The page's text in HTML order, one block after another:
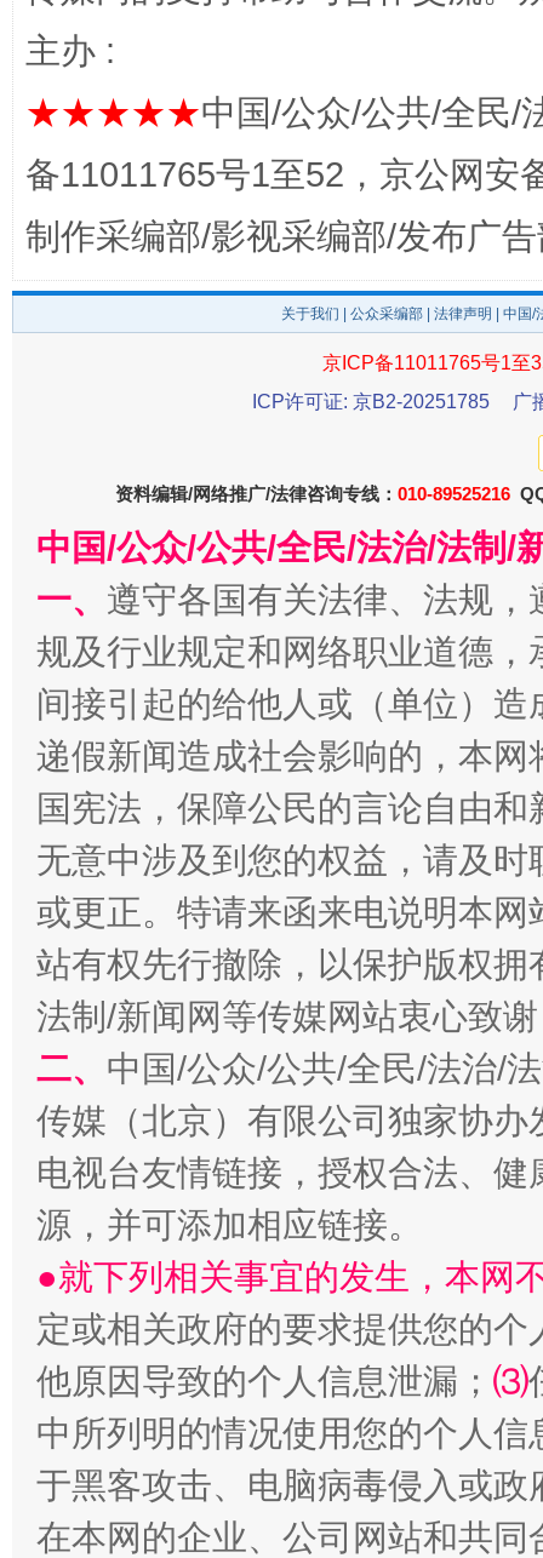
东山县通报“牛蛙产品抗生素超标问题” 法
千年窑火 生生不息
揭开“小金库”的免责幌子
受贿1.44亿！段成刚被判无期 从幼
主办 :
★★★★★中国/公众/公共/全民/
备11011765号1至52，京公网安
制作采编部/影视采编部/发布广
关于我们 公众采编部 法律声明 | 中国
京ICP备11011765号1至
ICP许可证: 京B2-20251785
广
资料编辑/网络推广/法律咨询专线： 010-89525216
中国/公众/公共/全民/法治/法制/
一、 遵守各国有关法律、法规
规及行业规定和网络职业道德
间接引起的给他人或（单位）
递假新闻造成社会影响的，本
国宪法，保障公民的言论自由
无意中涉及到您的权益，请及
或更正。特请来函来电说明本
站有权先行撤除，以保护版权
法制/新闻网等传媒网站衷心致
二、 中国/公众/公共/全民/法治/
传媒（北京）有限公司独家协
电视台友情链接，授权合法、
源，并可添加相应链接。
●就下列相关事宜的发生，本网
定或相关政府的要求提供您的个
他原因导致的个人信息泄漏； ⑶
中所列明的情况使用您的个人
于黑客攻击、电脑病毒侵入或
在本网的企业、公司网站和共